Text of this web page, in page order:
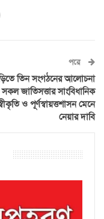
পরে
তিন সংগঠনের আলোচনা
জাতিসত্তার সাংবিধানিক
ও পূর্ণস্বায়ত্তশাসন মেনে
নেয়ার দাবি